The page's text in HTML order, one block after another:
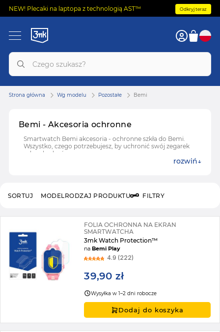
NEW! Plecaki na laptopa z technologią AST™ Odkryj teraz
Bemi - Akcesoria ochronne
Smartwatch Bemi akcesoria - ochronne szkła do Bemi.
Wszystko, czego potrzebujesz, by uchronić swój zegarek
od uszkodzeń.
rozwiń
Strona główna Wg modelu Pozostałe Bemi
MODELRODZAJ PRODUKTU FILTRY
SORTUJ
FOLIA OCHRONNA NA EKRAN
SMARTWATCHA
3mk Watch Protection™
naBemi Play
4.9 (222)
39,90 zł
Wysyłka w 1–2 dni robocze
Dodaj do koszyka